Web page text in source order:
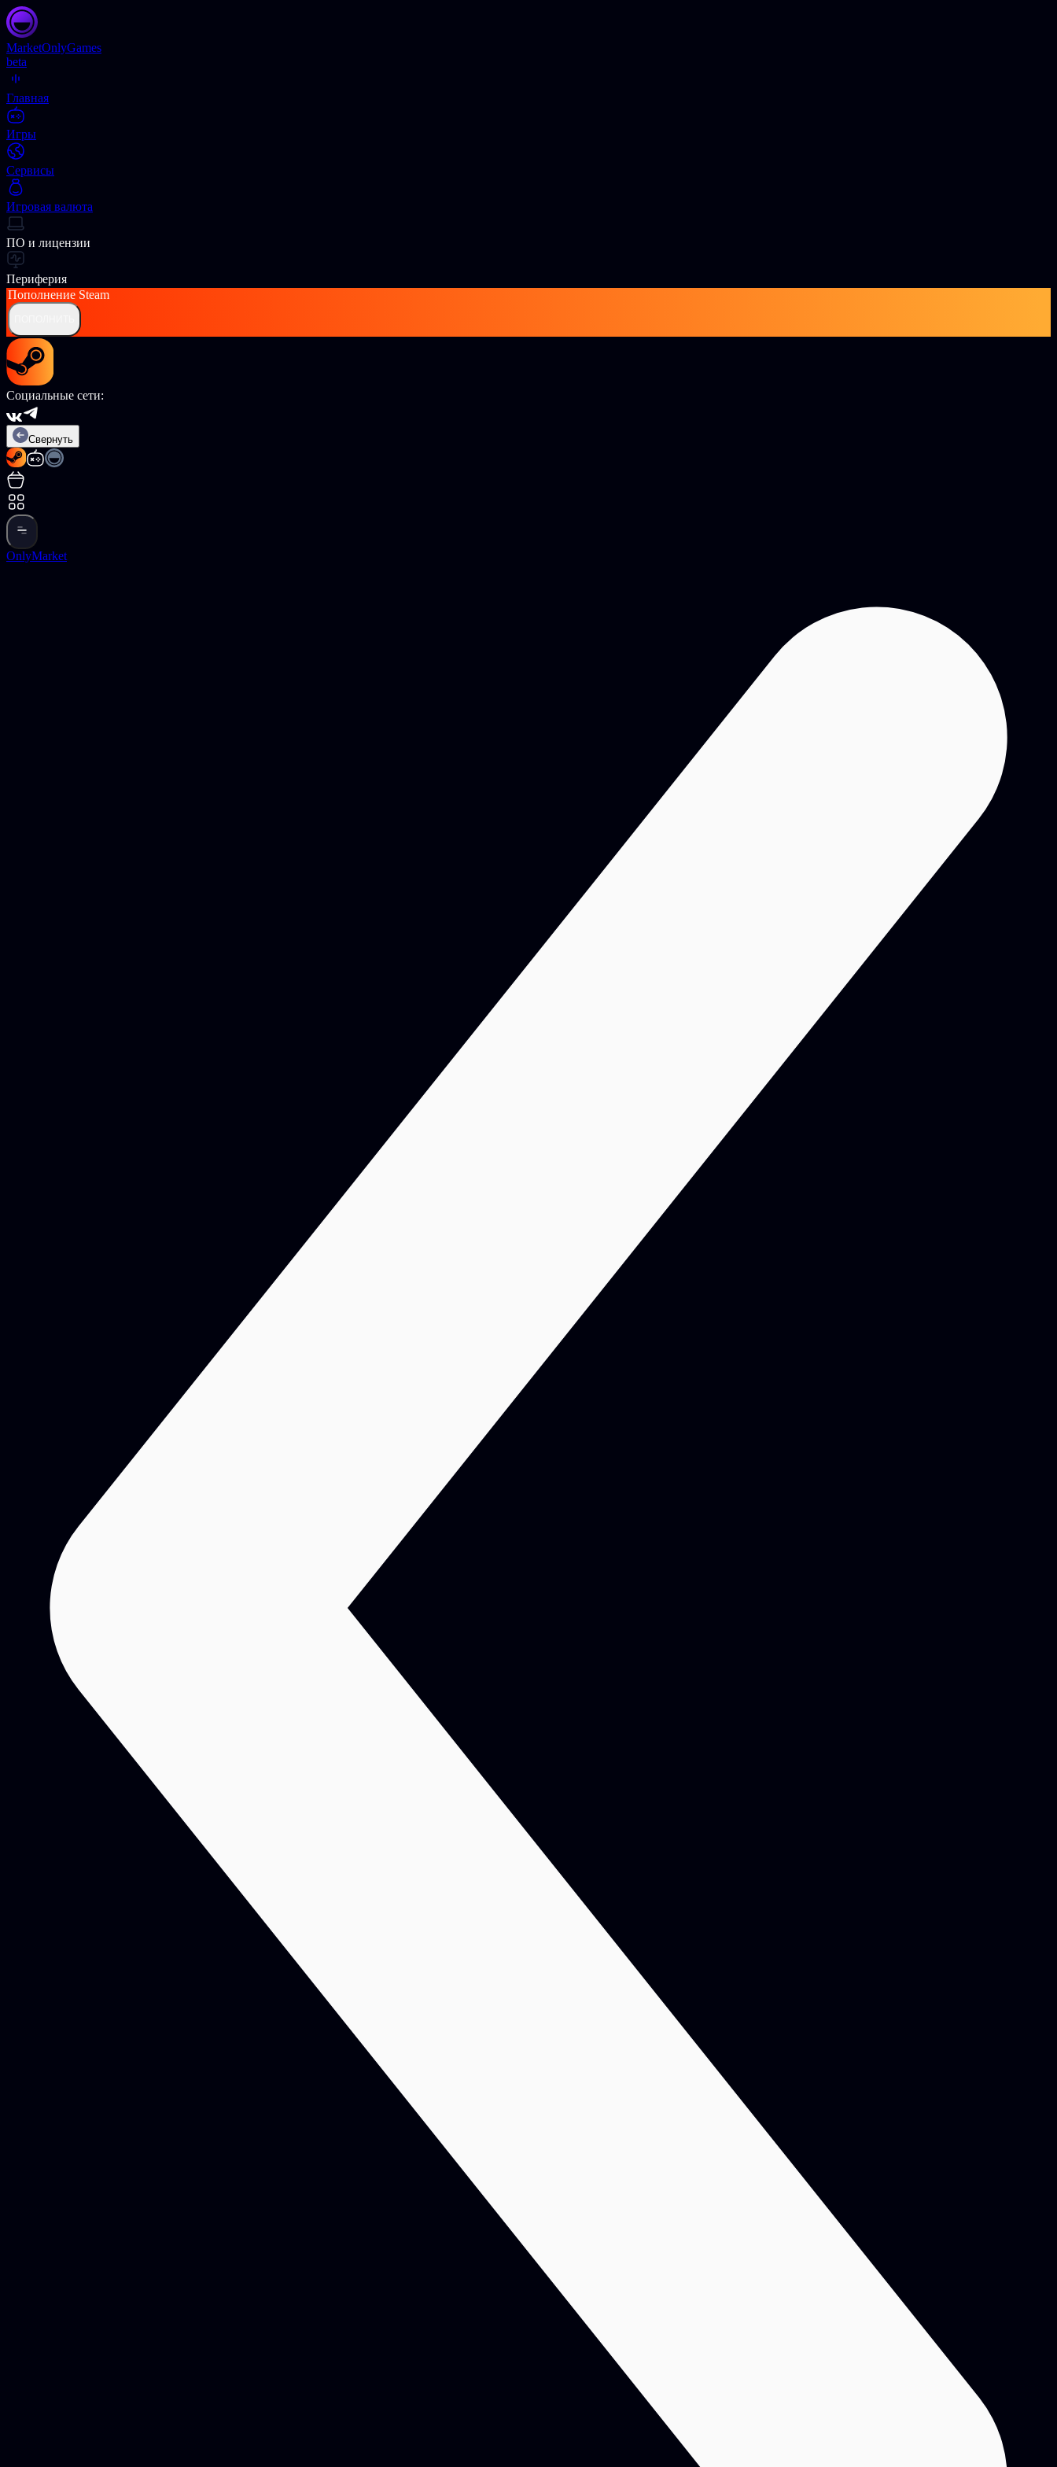
MarketOnlyGames
beta
Главная
Игры
Сервисы
Игровая валюта
ПО и лицензии
Периферия
Пополнение Steam
Социальные сети:
Свернуть
OnlyMarket